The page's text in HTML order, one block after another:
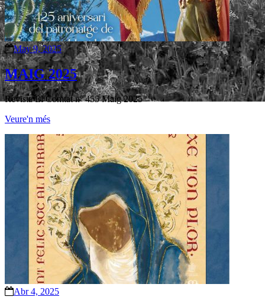
May 9, 2025
MAIG 2025
Revista El Comtat nº 455 Maig 2025
Veure'n més
Abr 4, 2025